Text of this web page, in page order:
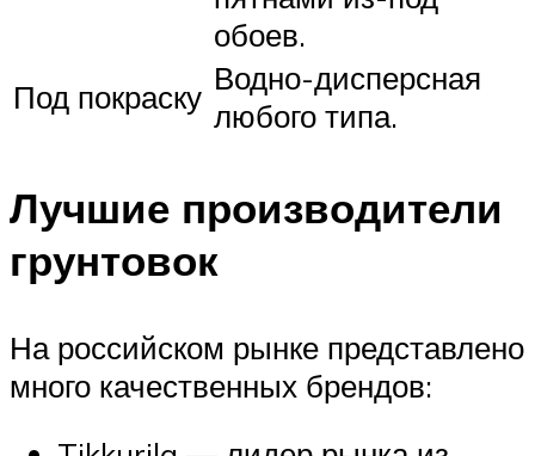
обоев.
Под покраску Водно-дисперсная
любого типа.
Лучшие производители
грунтовок
На российском рынке представлено
много качественных брендов: